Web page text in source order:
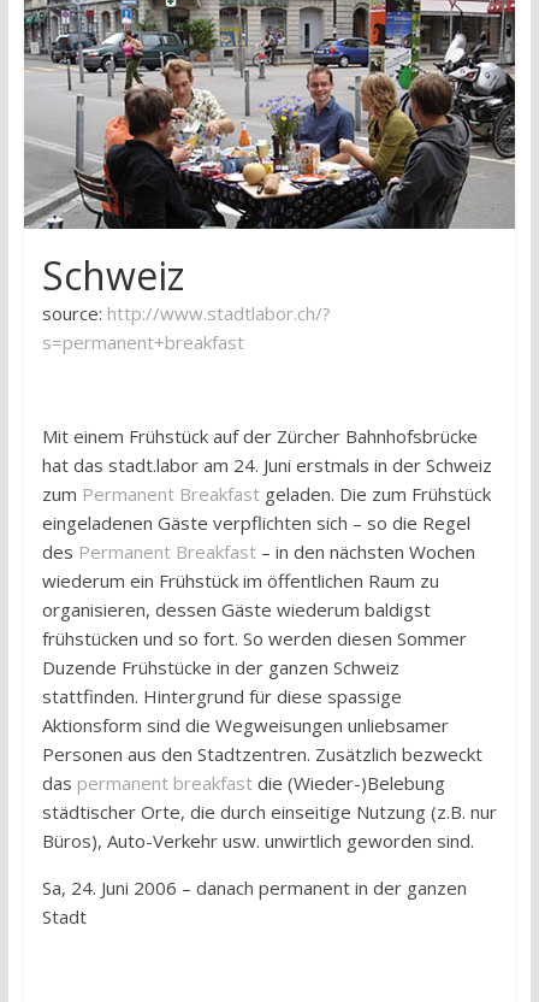
Schweiz
source: http://www.stadtlabor.ch/?
s=permanent+breakfast
Mit einem Frühstück auf der Zürcher Bahnhofsbrücke
hat das stadt.labor am 24. Juni erstmals in der Schweiz
zum Permanent Breakfastgeladen. Die zum Frühstück
eingeladenen Gäste verpflichten sich – so die Regel
des Permanent Breakfast– in den nächsten Wochen
wiederum ein Frühstück im öffentlichen Raum zu
organisieren, dessen Gäste wiederum baldigst
frühstücken und so fort. So werden diesen Sommer
Duzende Frühstücke in der ganzen Schweiz
stattfinden. Hintergrund für diese spassige
Aktionsform sind die Wegweisungen unliebsamer
Personen aus den Stadtzentren. Zusätzlich bezweckt
das permanent breakfastdie (Wieder-)Belebung
städtischer Orte, die durch einseitige Nutzung (z.B. nur
Büros), Auto-Verkehr usw. unwirtlich geworden sind.
Sa, 24. Juni 2006 – danach permanent in der ganzen
Stadt